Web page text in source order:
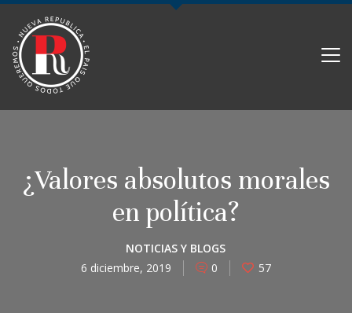
¿Valores absolutos morales
en política?
NOTICIAS Y BLOGS
6 diciembre, 2019
0 57